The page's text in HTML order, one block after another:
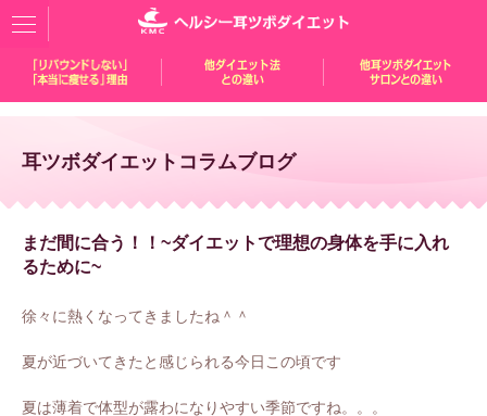
耳ツボダイエットコラムブログ
まだ間に合う！！~ダイエットで理想の身体を手に入れ
るために~
徐々に熱くなってきましたね＾＾
夏が近づいてきたと感じられる今日この頃です
夏は薄着で体型が露わになりやすい季節ですね。。。